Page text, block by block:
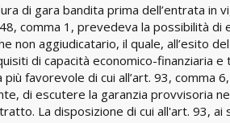
di gara bandita prima dell’entrata
comma 1, prevedeva la possibilità
non aggiudicatario, il quale, all’esito
di capacità economico-finanziaria
più favorevole di cui all’art. 93, comma
di escutere la garanzia provvisoria
La disposizione di cui all'art. 93,